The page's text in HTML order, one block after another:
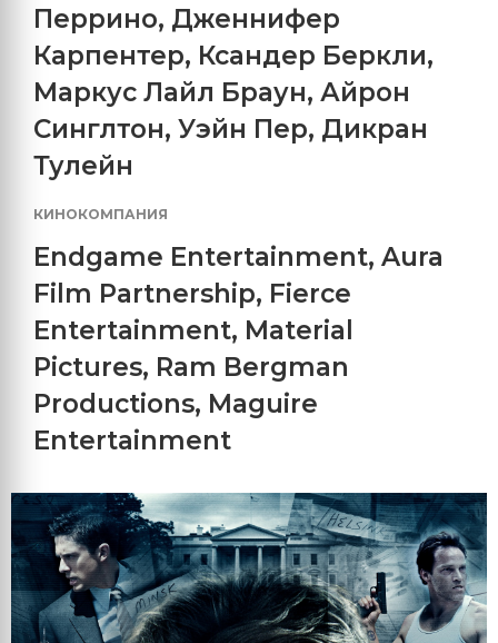
Перрино, Дженнифер
Карпентер, Ксандер Беркли,
Маркус Лайл Браун, Айрон
Синглтон, Уэйн Пер, Дикран
Тулейн
КИНОКОМПАНИЯ
Endgame Entertainment, Aura
Film Partnership, Fierce
Entertainment, Material
Pictures, Ram Bergman
Productions, Maguire
Entertainment